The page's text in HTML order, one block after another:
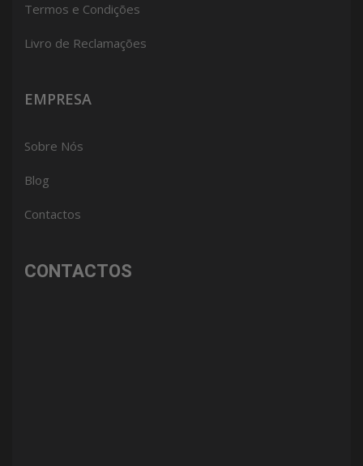
Termos e Condições
Livro de Reclamações
EMPRESA
Sobre Nós
Blog
Contactos
CONTACTOS